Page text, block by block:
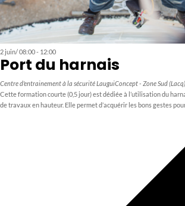
2 juin/ 08:00- 12:00
Port du harnais
Centre d'entrainement à la sécurité LauguiConcept - Zone Sud (Lacq)
Cette formation courte (0,5 jour) est dédiée à l’utilisation du
de travaux en hauteur. Elle permet d’acquérir les bons gestes